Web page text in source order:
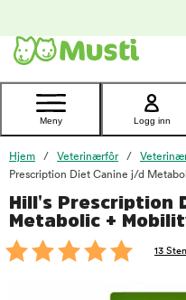
Kontakt
kundeservice
Meny Logg inn
Hjem Veterinærfôr
Prescription Diet Canine j/d
Hill's Prescription
Metabolic +
13
foo